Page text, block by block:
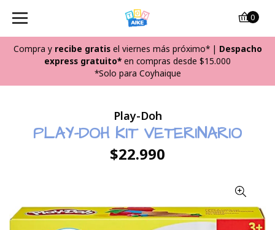
Compra y recibe gratisel viernes más próximo*| Despacho
express gratuito* en compras desde $15.000
*Solo para Coyhaique
0
Play-Doh
PLAY-DOH KIT VETERINARIO
$22.990